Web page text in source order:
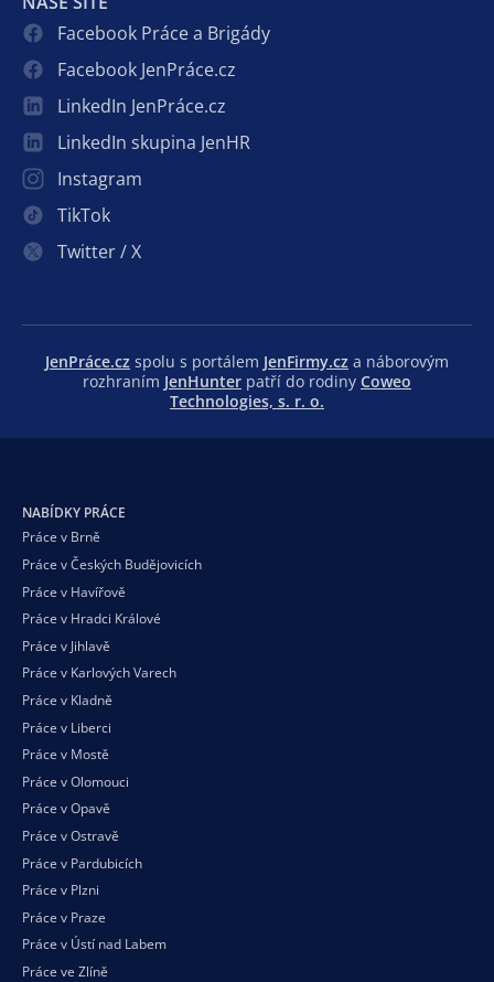
Facebook Práce a Brigády
Facebook JenPráce.cz
LinkedIn JenPráce.cz
LinkedIn skupina JenHR
Instagram
TikTok
Twitter / X
JenPráce.cz spolu s portálem JenFirmy.cz a náborovým
rozhraním JenHunter patří do rodiny Coweo
Technologies, s. r. o.
NABÍDKY PRÁCE
Práce v Brně
Práce v Českých Budějovicích
Práce v Havířově
Práce v Hradci Králové
Práce v Jihlavě
Práce v Karlových Varech
Práce v Kladně
Práce v Liberci
Práce v Mostě
Práce v Olomouci
Práce v Opavě
Práce v Ostravě
Práce v Pardubicích
Práce v Plzni
Práce v Praze
Práce v Ústí nad Labem
Práce ve Zlíně